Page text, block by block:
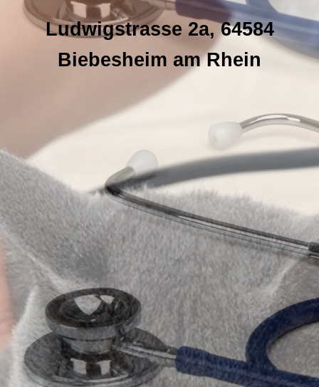
Ludwigstrasse 2a, 64584
Biebesheim am Rhein